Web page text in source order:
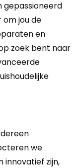
gepassioneerd
jou de
en
zoek bent naar
we
innovatief zijn,